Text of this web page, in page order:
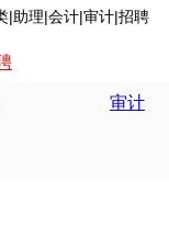
|助理|会计|审计|招聘
审计